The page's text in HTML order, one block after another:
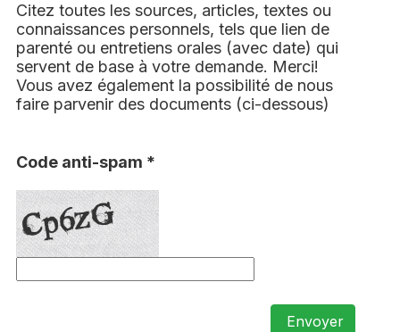
Citez toutes les sources, articles, textes ou
connaissances personnels, tels que lien de
parenté ou entretiens orales (avec date) qui
servent de base à votre demande. Merci!
Vous avez également la possibilité de nous
faire parvenir des documents (ci-dessous)
Code anti-spam *
Envoyer